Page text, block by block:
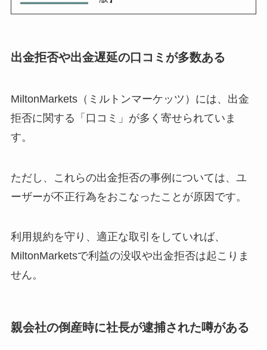
出金拒否や出金遅延の口コミが多数ある
MiltonMarkets（ミルトンマーケッツ）には、出金
拒否に関する「口コミ」が多く寄せられていま
す。
ただし、これらの出金拒否の事例については、ユ
ーザーが不正行為をおこなったことが原因です。
利用規約を守り、適正な取引をしていれば、
MiltonMarketsで利益の没収や出金拒否は起こりま
せん。
親会社の倒産時に社長が逮捕された噂がある